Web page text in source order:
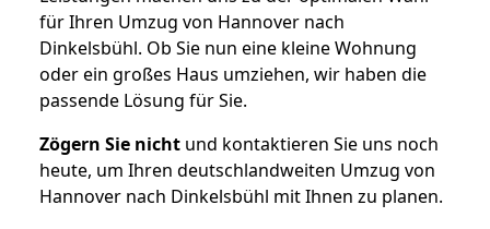
für Ihren Umzug von Hannover nach
Dinkelsbühl. Ob Sie nun eine kleine Wohnung
oder ein großes Haus umziehen, wir haben die
passende Lösung für Sie.
Zögern Sie nicht und kontaktieren Sie uns noch
heute, um Ihren deutschlandweiten Umzug von
Hannover nach Dinkelsbühl mit Ihnen zu planen.